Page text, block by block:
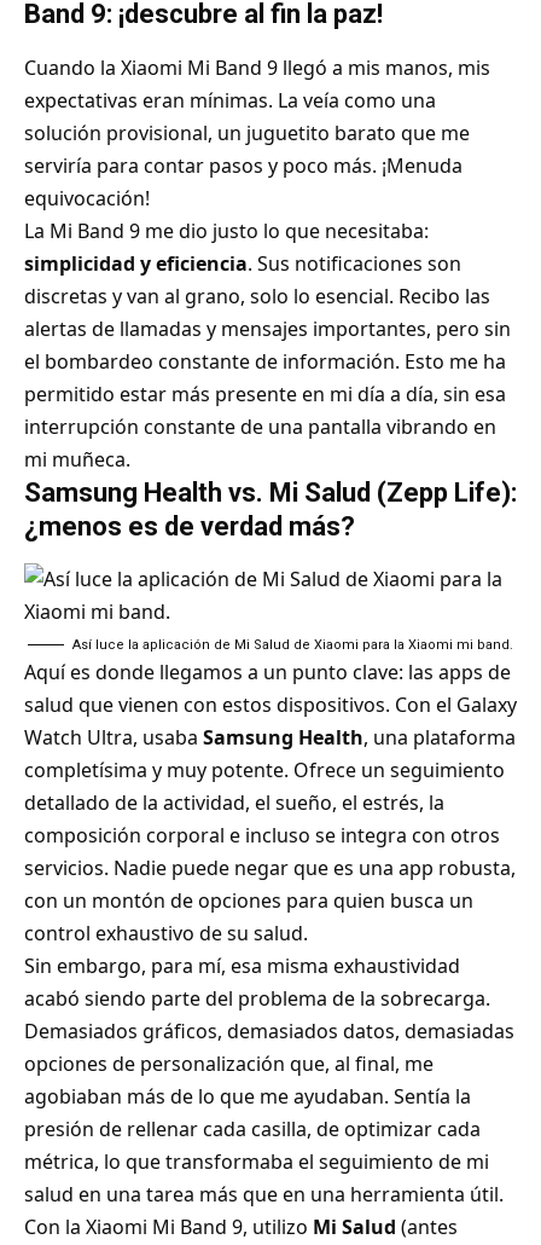
Band 9: ¡descubre al fin la paz!
Cuando la Xiaomi Mi Band 9 llegó a mis manos, mis
expectativas eran mínimas. La veía como una
solución provisional, un juguetito barato que me
serviría para contar pasos y poco más. ¡Menuda
equivocación!
La Mi Band 9 me dio justo lo que necesitaba:
simplicidad y eficiencia. Sus notificaciones son
discretas y van al grano, solo lo esencial. Recibo las
alertas de llamadas y mensajes importantes, pero sin
el bombardeo constante de información. Esto me ha
permitido estar más presente en mi día a día, sin esa
interrupción constante de una pantalla vibrando en
mi muñeca.
Samsung Health vs. Mi Salud (Zepp Life):
¿menos es de verdad más?
Así luce la aplicación de Mi Salud de Xiaomi para la Xiaomi mi band.
Aquí es donde llegamos a un punto clave: las apps de
salud que vienen con estos dispositivos. Con el Galaxy
Watch Ultra, usaba Samsung Health, una plataforma
completísima y muy potente. Ofrece un seguimiento
detallado de la actividad, el sueño, el estrés, la
composición corporal e incluso se integra con otros
servicios. Nadie puede negar que es una app robusta,
con un montón de opciones para quien busca un
control exhaustivo de su salud.
Sin embargo, para mí, esa misma exhaustividad
acabó siendo parte del problema de la sobrecarga.
Demasiados gráficos, demasiados datos, demasiadas
opciones de personalización que, al final, me
agobiaban más de lo que me ayudaban. Sentía la
presión de rellenar cada casilla, de optimizar cada
métrica, lo que transformaba el seguimiento de mi
salud en una tarea más que en una herramienta útil.
Con la Xiaomi Mi Band 9, utilizo Mi Salud (antes